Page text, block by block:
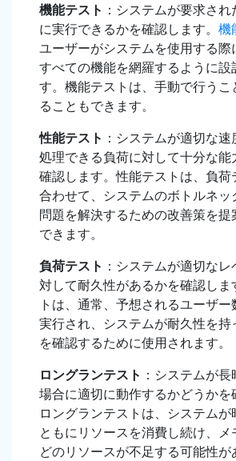
機能テスト ：システムが要求さ
に実行できるかを確認します。 機
ユーザーがシステムを使用する際
すべての機能を網羅するように設
す。機能テストは、手動で行うこ
ることもできます。
性能テスト ：システムが適切な速
処理できる負荷に対して十分な能
確認します。性能テストは、負荷
合わせて、システムのボトルネッ
問題を解決するための改善策を提
できます。
負荷テスト ：システムが適切な
対して耐久性があるかを確認しま
トは、通常、予想されるユーザー
実行され、システムが耐久性を持
を確認するために使用されます。
ロングランテスト ：システムが
場合に適切に動作するかどうかを
ロングランテストは、システムが
ともにリソースを消費し続け、
どのリソースが不足する可能性が